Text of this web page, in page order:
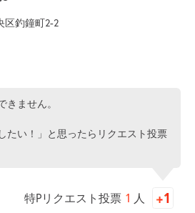
区釣鐘町2-2
ません。
たい！」と思ったらリクエスト投票
特Pリクエスト投票 1 人